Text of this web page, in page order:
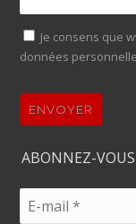
Je consens que
données
ENVOYER
ABONNEZ-